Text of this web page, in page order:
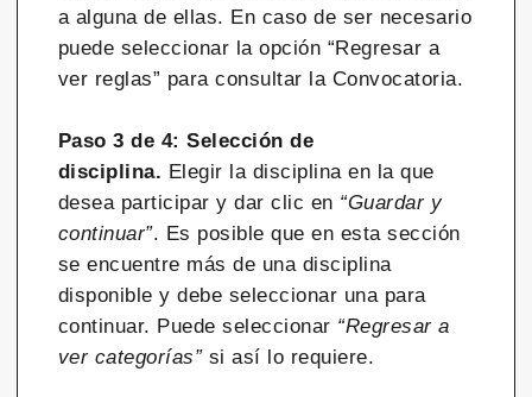
a alguna de ellas. En caso de ser necesario
puede seleccionar la opción “Regresar a
ver reglas” para consultar la Convocatoria.
Paso 3 de 4: Selección de
disciplina. Elegir la disciplina en la que
desea participar y dar clic en “Guardar y
continuar”. Es posible que en esta sección
se encuentre más de una disciplina
disponible y debe seleccionar una para
continuar. Puede seleccionar “Regresar a
ver categorías”si así lo requiere.